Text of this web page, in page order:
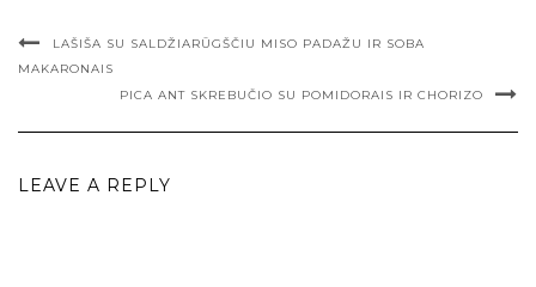
LAŠIŠA SU SALDŽIARŪGŠČIU MISO PADAŽU IR SOBA
MAKARONAIS
PICA ANT SKREBUČIO SU POMIDORAIS IR CHORIZO
LEAVE A REPLY